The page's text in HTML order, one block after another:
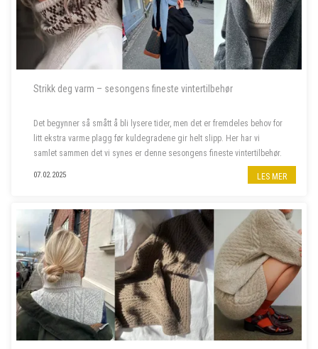
Strikk deg varm – sesongens fineste vintertilbehør
Det begynner så smått å bli lysere tider, men det er fremdeles behov for
litt ekstra varme plagg før kuldegradene gir helt slipp. Her har vi
samlet sammen det vi synes er denne sesongens fineste vintertilbehør.
07.02.2025 LES MER